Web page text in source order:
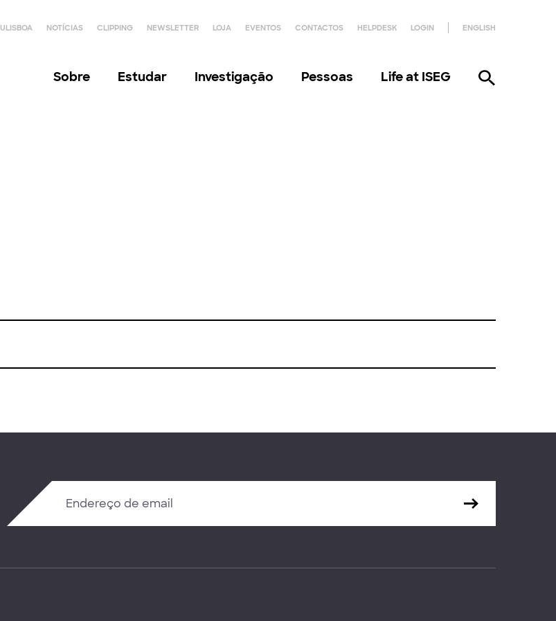
ULISBOA NOTÍCIAS CLIPPING NEWSLETTER LOJA EVENTOS CONTACTOS HELPDESK LOGIN ENGLISH
Sobre Estudar Investigação Pessoas Life at ISEG